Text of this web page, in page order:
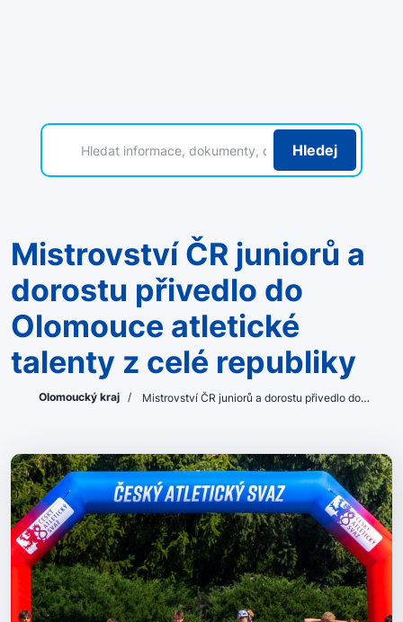
Hledej
Mistrovství ČR juniorů a
dorostu přivedlo do
Olomouce atletické
talenty z celé republiky
Olomoucký kraj / Mistrovství ČR juniorů a dorostu přivedlo do…